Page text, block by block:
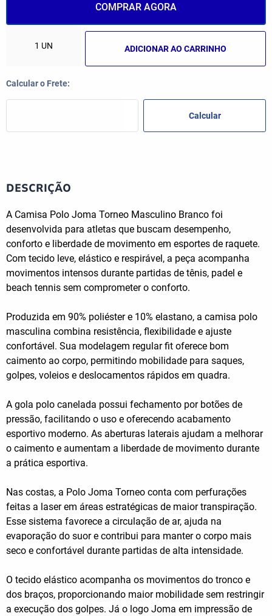
COMPRAR AGORA
ADICIONAR AO CARRINHO
DESCRIÇÃO
A Camisa Polo Joma Torneo Masculino Branco foi
desenvolvida para atletas que buscam desempenho,
conforto e liberdade de movimento em esportes de raquete.
Com tecido leve, elástico e respirável, a peça acompanha
movimentos intensos durante partidas de tênis, padel e
beach tennis sem comprometer o conforto.
Produzida em 90% poliéster e 10% elastano, a camisa polo
masculina combina resistência, flexibilidade e ajuste
confortável. Sua modelagem regular fit oferece bom
caimento ao corpo, permitindo mobilidade para saques,
golpes, voleios e deslocamentos rápidos em quadra.
A gola polo canelada possui fechamento por botões de
pressão, facilitando o uso e oferecendo acabamento
esportivo moderno. As aberturas laterais ajudam a melhorar
o caimento e aumentam a liberdade de movimento durante
a prática esportiva.
Nas costas, a Polo Joma Torneo conta com perfurações
feitas a laser em áreas estratégicas de maior transpiração.
Esse sistema favorece a circulação de ar, ajuda na
evaporação do suor e contribui para manter o corpo mais
seco e confortável durante partidas de alta intensidade.
O tecido elástico acompanha os movimentos do tronco e
dos braços, proporcionando maior mobilidade sem restringir
a execução dos golpes. Já o logo Joma em impressão de